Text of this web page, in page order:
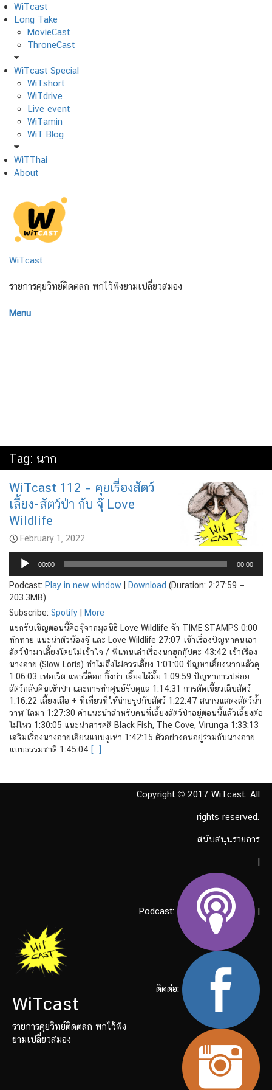
Skip
to
content
WiTcast
Long Take
MovieCast
ThroneCast
WiTcast Special
WiTshort
WiTdrive
Live event
WiTamin
WiT Blog
WiTThai
About
WiTcast
รายการคุยวิทย์ติดตลก พกไว้ฟังยามเปลี่ยวสมอง
Menu
Tag: นาก
WiTcast 112 – คุยเรื่องสัตว์
เลี้ยง-สัตว์ป่า กับ จุ๊ Love
Wildlife
February 1, 2022
Audio
Player
00:00 00:00
Podcast: Play in new window Download (Duration: 2:27:59 —
203.3MB)
Subscribe: Spotify
More
แขกรับเชิญตอนนี้คือจุ๊จากมูลนิธิ Love Wildlife จ้า TIME STAMPS 0:00
ทักทาย แนะนำตัวน้องจุ๊ และ Love Wildlife 27:07 เข้าเรื่องปัญหาคนเอา
สัตว์ป่ามาเลี้ยงโดยไม่เข้าใจ / พี่แทนเล่าเรื่องนกฮูกกุ๊ปตะ 43:42 เข้าเรื่อง
นางอาย (Slow Loris) ทำไมถึงไม่ควรเลี้ยง 1:01:00 ปัญหาเลี้ยงนากแล้วดุ
1:06:03 เฟอเร็ต แพรรี่ด็อก กิ้งก่า เลี้ยงได้มั้ย 1:09:59 ปัญหาการปล่อย
สัตว์กลับคืนเข้าป่า และการทำศูนย์รับดูแล 1:14:31 การตัดเขี้ยวเล็บสัตว์
1:16:22 เลี้ยงเสือ + ที่เที่ยวที่ให้ถ่ายรูปกับสัตว์ 1:22:47 สถานแสดงสัตว์น้ำ
วาฬ โลมา 1:27:30 คำแนะนำสำหรับคนที่เลี้ยงสัตว์ป่าอยู่ตอนนี้แล้วเลี้ยงต่อ
ไม่ไหว 1:30:05 แนะนำสารคดี Black Fish, The Cove, Virunga 1:33:13
เสริมเรื่องนางอายเลียนแบบงูเห่า 1:42:15 ตัวอย่างคนอยู่ร่วมกับนางอาย
แบบธรรมชาติ 1:45:04 […]
WiTcast
รายการคุยวิทย์ติดตลก พกไว้ฟัง
ยามเปลี่ยวสมอง
Copyright © 2017 WiTcast. All
rights reserved.
สนับสนุนรายการ
|
Podcast: |
ติดต่อ: